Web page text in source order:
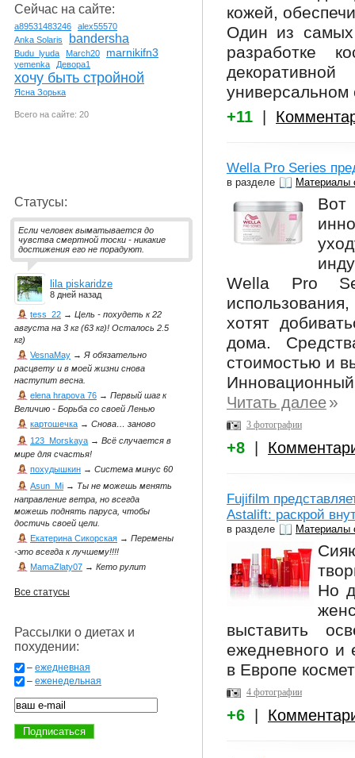
кожей,
Один из самых
разработке
+11
Wella Pro Series
в разделе Материалы
Вот
Wella Pro
хотят
дома.
стоимостью и
Читать далее»
3 фотографии
+8
Fujifilm
Astalift: раскрой
в разделе Материалы
Но
выставить
ежедневного и
в Европе
4 фотографии
+6
Сейчас на сайте:
a89531483246
alex55570
Anka Solaris
bandersha
Budu_lyuda March20 marnikifn3
yemenka Девора1
хочу быть стройной
Ясна Зорька
Всего на сайте: 20
Статусы:
Если человек выматывается до
чувства смертной тоски - никакие
достижения его не порадуют.
lila piskaridze
8 дней назад
tess_22 → Цель - похудеть к 22
августа на 3 кг (63 кг)! Осталось 2.5
кг)
VesnaMay →Я обязательно
расцвету и в моей жизни снова
наступит весна.
elena hrapova 76 → Первый шаг к
Величию - Борьба со своей Ленью
картошечка → Снова… заново
123_Morskaya → Всё случается в
мире для счастья!
похудышкин → Система минус 60
Asun_Mi → Ты не можешь менять
направление ветра, но всегда
можешь поднять паруса, чтобы
достичь своей цели.
Екатерина Сикорская → Перемены
-это всегда к лучшему!!!!
MamaZlaty07 → Кето рулит
Все статусы
Рассылки о диетах и
похудении:
– ежедневная
– еженедельная